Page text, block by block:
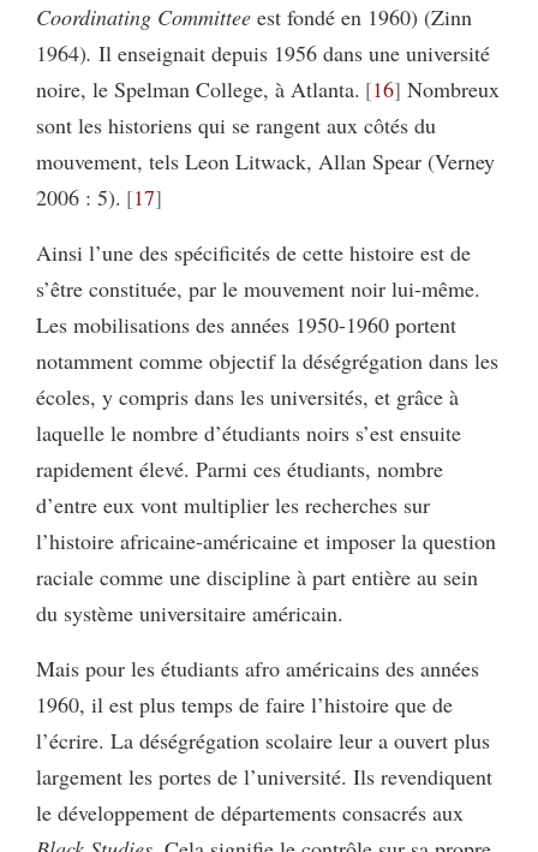
Coordinating Committee est fondé en 1960) (Zinn
1964). Il enseignait depuis 1956 dans une université
noire, le Spelman College, à Atlanta. 16 Nombreux
sont les historiens qui se rangent aux côtés du
mouvement, tels Leon Litwack, Allan Spear (Verney
2006 : 5). 17
Ainsi l’une des spécificités de cette histoire est de
s’être constituée, par le mouvement noir lui-même.
Les mobilisations des années 1950-1960 portent
notamment comme objectif la déségrégation dans les
écoles, y compris dans les universités, et grâce à
laquelle le nombre d’étudiants noirs s’est ensuite
rapidement élevé. Parmi ces étudiants, nombre
d’entre eux vont multiplier les recherches sur
l’histoire africaine-américaine et imposer la question
raciale comme une discipline à part entière au sein
du système universitaire américain.
Mais pour les étudiants afro américains des années
1960, il est plus temps de faire l’histoire que de
l’écrire. La déségrégation scolaire leur a ouvert plus
largement les portes de l’université. Ils revendiquent
le développement de départements consacrés aux